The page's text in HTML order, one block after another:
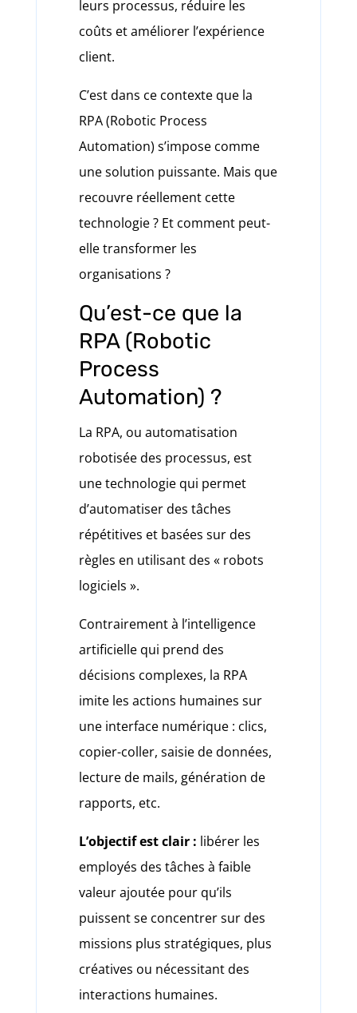
leurs processus, réduire les
coûts et améliorer l’expérience
client.
C’est dans ce contexte que la
RPA (Robotic Process
Automation) s’impose comme
une solution puissante. Mais que
recouvre réellement cette
technologie ? Et comment peut-
elle transformer les
organisations ?
Qu’est-ce que la
RPA (Robotic
Process
Automation) ?
La RPA, ou automatisation
robotisée des processus, est
une technologie qui permet
d’automatiser des tâches
répétitives et basées sur des
règles en utilisant des « robots
logiciels ».
Contrairement à l’intelligence
artificielle qui prend des
décisions complexes, la RPA
imite les actions humaines sur
une interface numérique : clics,
copier-coller, saisie de données,
lecture de mails, génération de
rapports, etc.
L’objectif est clair : libérer les
employés des tâches à faible
valeur ajoutée pour qu’ils
puissent se concentrer sur des
missions plus stratégiques, plus
créatives ou nécessitant des
interactions humaines.